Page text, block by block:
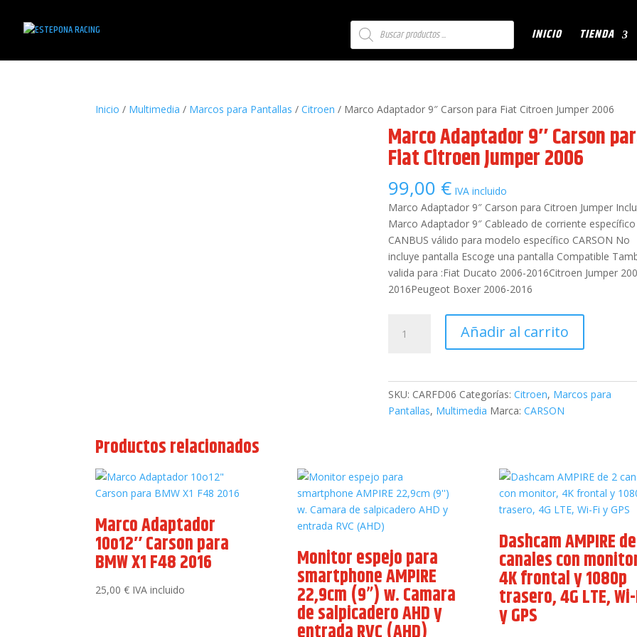
Búsqueda
de
productos
INICIO TIENDA
Inicio / Multimedia / Marcos para Pantallas /Citroen / Marco Adaptador 9″ Carson para Fiat Citroen Jumper 2006
Marco Adaptador 9″ Carson
Fiat Citroen Jumper 2006
99,00 € IVA incluido
Marco Adaptador 9″ Carson para Citroen Jumper
Marco Adaptador 9″ Cableado de corriente específico
CANBUS válido para modelo específico CARSON No
incluye pantalla Escoge una pantalla Compatible
valida para :Fiat Ducato 2006-2016Citroen Jumper
2016Peugeot Boxer 2006-2016
Adaptador
Añadir al carrito
SKU: CARFD06 Categorías:Citroen, Marcos para
Pantallas, Multimedia Marca:CARSON
Productos relacionados
Marco Adaptador
10o12″ Carson para
BMW X1 F48 2016
25,00€ IVA incluido
Monitor espejo para
smartphone AMPIRE
22,9cm (9”) w. Camara
de salpicadero AHD y
Dashcam AMPIRE
canales con
4K frontal y 1080p
trasero, 4G LTE,
y GPS